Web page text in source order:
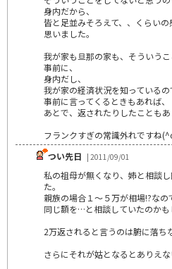
身内だから、
皆と足並みそろえて、、くらい
思いました。
我が家も旦那の家も、そういうこ
事前に、
身内だし、
我が家の経済状況を知っているの
事前に言ってくるときもあれば、
あとで、返されたりしたこともあ
フランクすぎの常識外れですね
つい先日 | 2011/09/01
私の祖母が無くなり、姉と相談
た。
親族の場合１～５万が相場!?なの
同じ額を…と相談していたのか
2万返されると言うのは腑に落ち
さらにそれが姑となるとありえな